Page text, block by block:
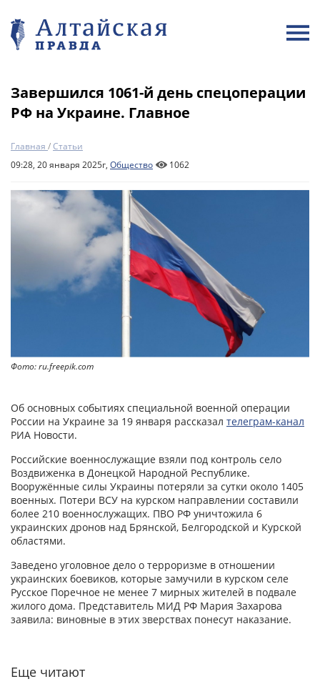
Завершился 1061-й день спецоперации
РФ на Украине. Главное
Главная /Статьи
09:28, 20 января 2025г, Общество 1062
Фото: ru.freepik.com
Об основных событиях специальной военной операции
России на Украине за 19 января рассказал телеграм-канал
РИА Новости.
Российские военнослужащие взяли под контроль село
Воздвиженка в Донецкой Народной Республике.
Вооружённые силы Украины потеряли за сутки около 1405
военных. Потери ВСУ на курском направлении составили
более 210 военнослужащих. ПВО РФ уничтожила 6
украинских дронов над Брянской, Белгородской и Курской
областями.
Заведено уголовное дело о терроризме в отношении
украинских боевиков, которые замучили в курском селе
Русское Поречное не менее 7 мирных жителей в подвале
жилого дома. Представитель МИД РФ Мария Захарова
заявила: виновные в этих зверствах понесут наказание.
Еще читают